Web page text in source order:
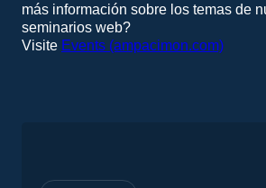
más información sobre los temas de
seminarios web?
Visite Events (ampacimon.com)